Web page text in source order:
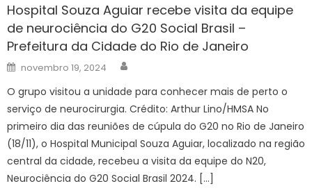
Hospital Souza Aguiar recebe visita da equipe
de neurociência do G20 Social Brasil –
Prefeitura da Cidade do Rio de Janeiro
Posted
on
novembro 19, 2024
O grupo visitou a unidade para conhecer mais de perto o
serviço de neurocirurgia. Crédito: Arthur Lino/HMSA No
primeiro dia das reuniões de cúpula do G20 no Rio de Janeiro
(18/11), o Hospital Municipal Souza Aguiar, localizado na região
central da cidade, recebeu a visita da equipe do N20,
Neurociência do G20 Social Brasil 2024. […]